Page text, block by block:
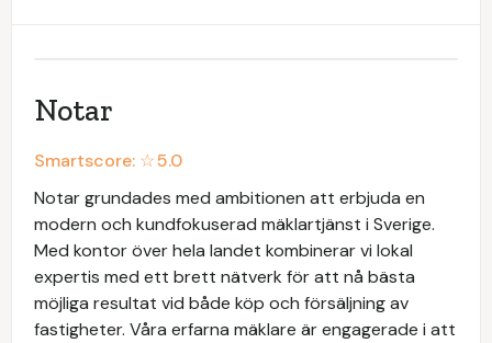
Notar
Smartscore: ☆5.0
Notar grundades med ambitionen att erbjuda en
modern och kundfokuserad mäklartjänst i Sverige.
Med kontor över hela landet kombinerar vi lokal
expertis med ett brett nätverk för att nå bästa
möjliga resultat vid både köp och försäljning av
fastigheter. Våra erfarna mäklare är engagerade i att